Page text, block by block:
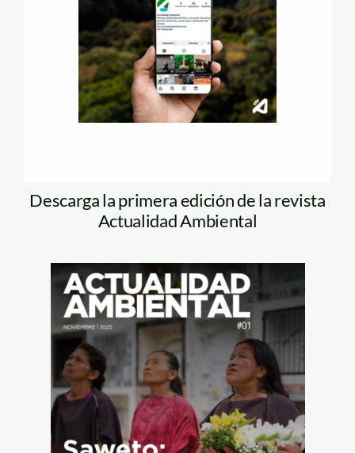
Descarga la primera edición de la revista
Actualidad Ambiental